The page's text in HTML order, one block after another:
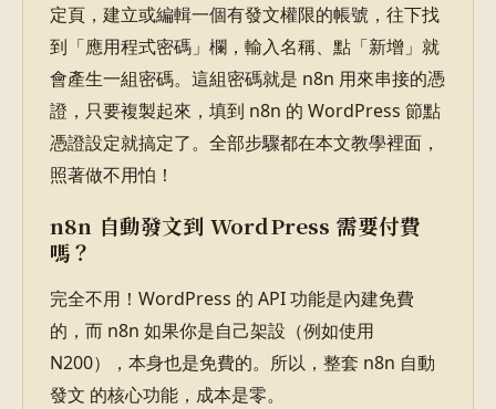
定頁，建立或編輯一個有發文權限的帳號，往下找
到「應用程式密碼」欄，輸入名稱、點「新增」就
會產生一組密碼。這組密碼就是 n8n 用來串接的憑
證，只要複製起來，填到 n8n 的 WordPress 節點
憑證設定就搞定了。全部步驟都在本文教學裡面，
照著做不用怕！
n8n 自動發文到 WordPress 需要付費
嗎？
完全不用！WordPress 的 API 功能是內建免費
的，而 n8n 如果你是自己架設（例如使用
N200），本身也是免費的。所以，整套 n8n 自動
發文 的核心功能，成本是零。